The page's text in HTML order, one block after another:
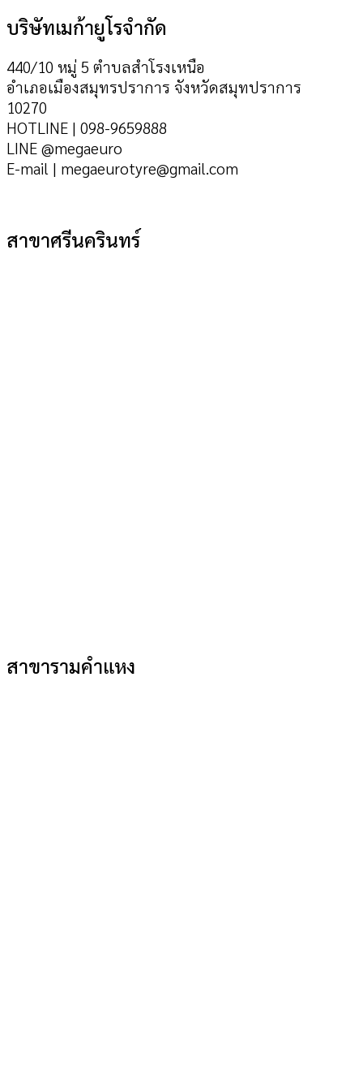
บริษัทเมก้ายูโรจำกัด
440/10 หมู่ 5 ตำบลสำโรงเหนือ
อำเภอเมืองสมุทรปราการ จังหวัดสมุทปราการ
10270
HOTLINE | 098-9659888
LINE @megaeuro
E-mail | megaeurotyre@gmail.com
สาขาศรีนครินทร์
สาขารามคำแหง